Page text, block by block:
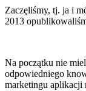
Zaczęliśmy, tj. ja i
2013
Na początku nie
odpowiedniego
marketingu aplikacji